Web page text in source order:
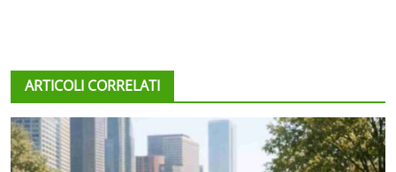
ARTICOLI CORRELATI